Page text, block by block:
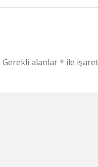
Gerekli alanlar* ile